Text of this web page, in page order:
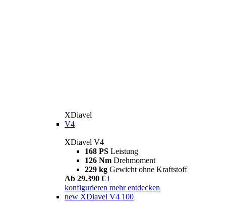
XDiavel
V4
XDiavel V4
168 PS Leistung
126 Nm Drehmoment
229 kg Gewicht ohne Kraftstoff
Ab 29.390 € i
konfigurieren mehr entdecken
new XDiavel V4 100